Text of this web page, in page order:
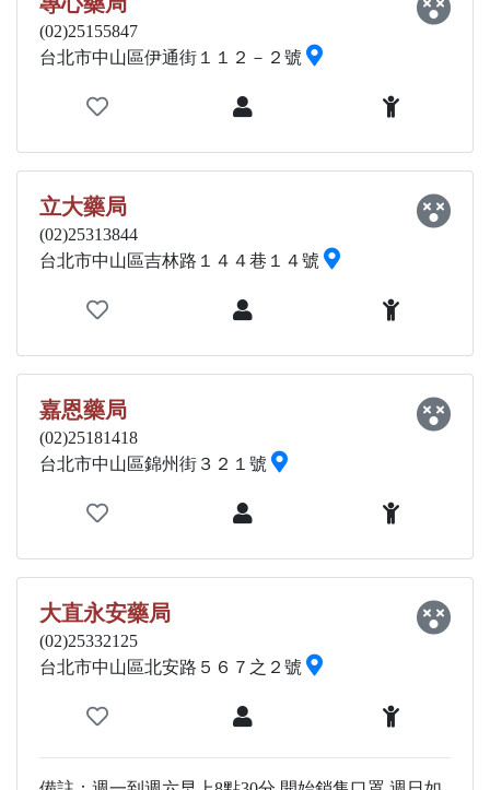
(02)25155847
台北市中山區伊通街１１２－２號
立大藥局
(02)25313844
台北市中山區吉林路１４４巷１４號
嘉恩藥局
(02)25181418
台北市中山區錦州街３２１號
大直永安藥局
(02)25332125
台北市中山區北安路５６７之２號